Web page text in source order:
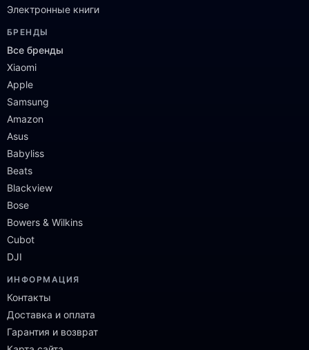
Электронные книги
БРЕНДЫ
Все бренды
Xiaomi
Apple
Samsung
Amazon
Asus
Babyliss
Beats
Blackview
Bose
Bowers & Wilkins
Cubot
DJI
ИНФОРМАЦИЯ
Контакты
Доставка и оплата
Гарантия и возврат